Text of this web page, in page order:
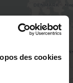
des cookies